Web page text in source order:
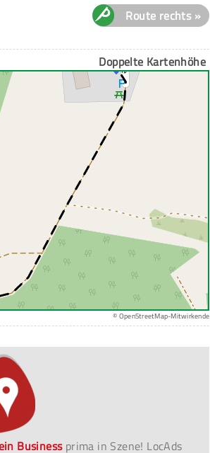
Route rechts »
Doppelte Kartenhöhe
© OpenStreetMap-Mitwirkende
Businessprima in Szene! LocAds